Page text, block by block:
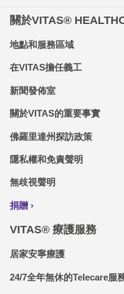
關於VITAS®
地點和服務區域
在VITAS擔任義工
新聞發佈室
關於VITAS的重要事實
佛羅里達州探訪政策
隱私權和免責聲明
無歧視聲明
捐贈
VITAS® 療護服務
居家安寧療護
24/7全年無休的Telecare服